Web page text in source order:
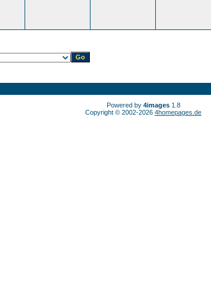
Powered by 4images1.8
Copyright © 2002-2026 4homepages.de